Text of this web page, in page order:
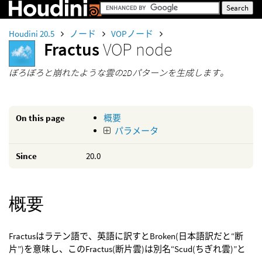
Houdini 20.5 ノード VOPノード
FractusVOP node
ぼろぼろと崩れたような雲の2Dパターンを生成します。
On this page
概要
パラメータ
Since 20.0
概要
Fractusはラテン語で、英語に訳すとBroken(日本語訳だと“断
片”)を意味し、このFractus(断片雲)は別名“Scud(ちぎれ雲)”と